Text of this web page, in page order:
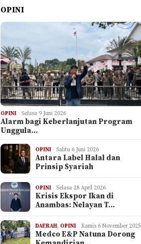
OPINI
OPINI Selasa 9 Juni 2026
Alarm bagi Keberlanjutan Program
Unggula…
OPINI Sabtu 6 Juni 2026
Antara Label Halal dan
Prinsip Syariah
OPINI Selasa 28 April 2026
Krisis Ekspor Ikan di
Anambas: Nelayan T…
DAERAH, OPINI Kamis 6 November 2025
Medco E&P Natuna Dorong